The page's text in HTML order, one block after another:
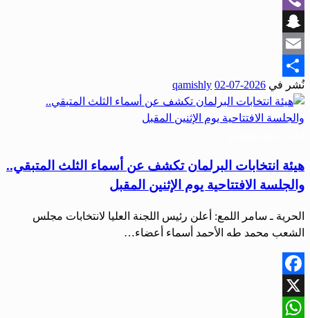
Viber
Snapchat
Email
Share
نُشر في 2026-07-02
qamishly
هيئة انتخابات البرلمان تكشف عن أسماء الثلث المتبقي..
والجلسة الافتتاحية يوم الإثنين المقبل
الحرية ـ سامر اللمع: أعلن رئيس اللجنة العليا لانتخابات مجلس
الشعب محمد طه الأحمد أسماء أعضاء…
Facebook
X